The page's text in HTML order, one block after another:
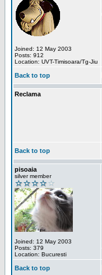
Joined: 12 May 2003
Posts: 912
Location: UVT-Timisoara/Tg-Jiu
Back to top
Reclama
Back to top
pisoaia
silver member
Joined: 12 May 2003
Posts: 379
Location: Bucuresti
Back to top